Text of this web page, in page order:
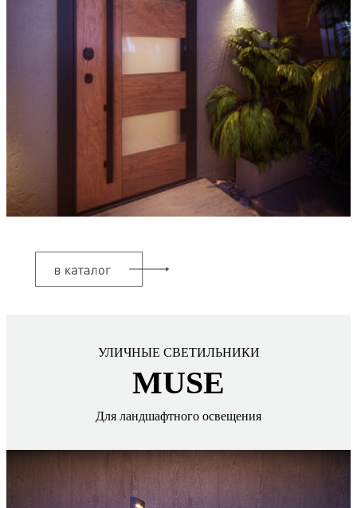
УЛИЧНЫЕ СВЕТИЛЬНИКИ
MUSE
Для ландшафтного освещения